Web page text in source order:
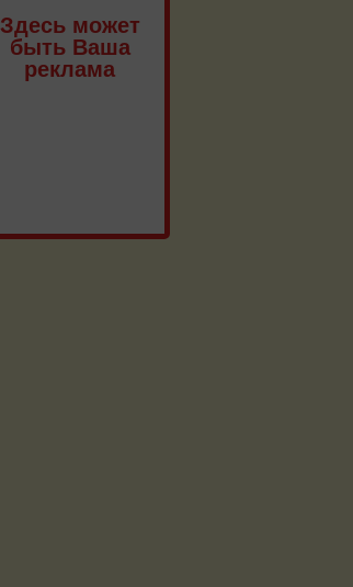
Здесь может
быть Ваша
реклама